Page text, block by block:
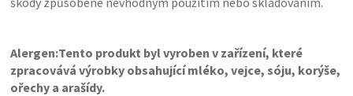
Alergen:Tento produkt byl vyroben v zařízení, které
zpracovává výrobky obsahující mléko, vejce, sóju, korýše,
ořechy a arašídy.